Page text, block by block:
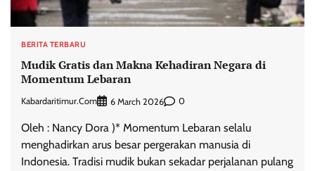
BERITA TERBARU
Mudik Gratis dan Makna Kehadiran Negara di
Momentum Lebaran
Kabardaritimur.com 6 March 2026 0
Oleh : Nancy Dora )* Momentum Lebaran selalu
menghadirkan arus besar pergerakan manusia di
Indonesia. Tradisi mudik bukan sekadar perjalanan pulang